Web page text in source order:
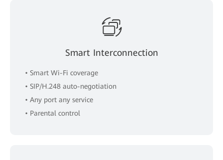
Smart Interconnection
• Smart Wi-Fi coverage
• SIP/H.248 auto-negotiation
• Any port any service
• Parental control